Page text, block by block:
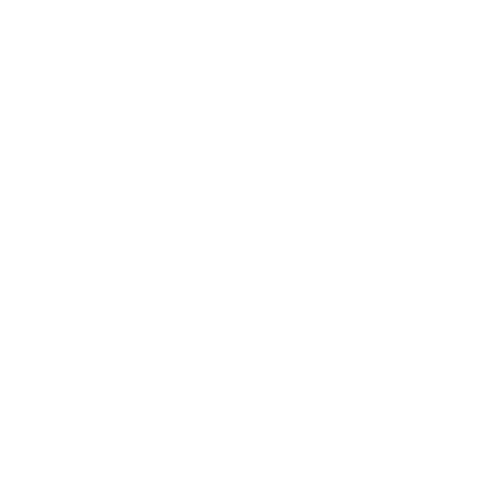
Berikut Pilihan Harga Paket , Rute , Tempat , dan
Berikut Pilihan Harga Paket , Rute , Tempat , dan